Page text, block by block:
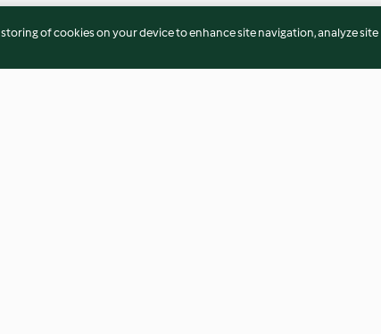
storing of cookies on your device to enhance site navigation, analyze site